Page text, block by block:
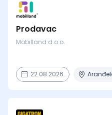
Prodavac
Mobilland d.o.o.
22.08.2026.